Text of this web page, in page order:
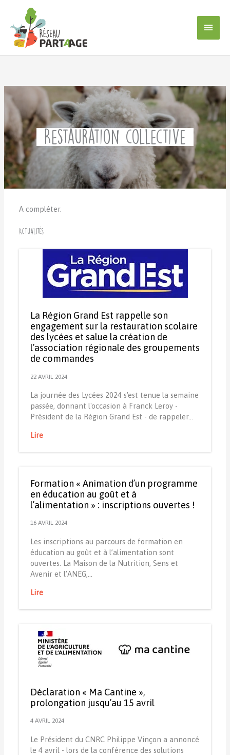
contenu
Restauration collective
A compléter.
Actualités
La Région Grand Est rappelle son
engagement sur la restauration scolaire
des lycées et salue la création de
l’association régionale des groupements
de commandes
22 AVRIL 2024
La journée des Lycées 2024 s'est tenue la semaine
passée, donnant l'occasion à Franck Leroy -
Président de la Région Grand Est - de rappeler…
Lire
Formation « Animation d’un programme
en éducation au goût et à
l’alimentation » : inscriptions ouvertes !
16 AVRIL 2024
Les inscriptions au parcours de formation en
éducation au goût et à l’alimentation sont
ouvertes. La Maison de la Nutrition, Sens et
Avenir et l’ANEG,…
Lire
Déclaration « Ma Cantine »,
prolongation jusqu’au 15 avril
4 AVRIL 2024
Le Président du CNRC Philippe Vinçon a annoncé
le 4 avril - lors de la conférence des solutions